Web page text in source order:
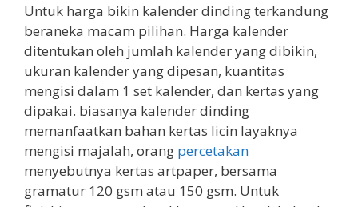
Untuk harga bikin kalender dinding terkandung
beraneka macam pilihan. Harga kalender
ditentukan oleh jumlah kalender yang dibikin,
ukuran kalender yang dipesan, kuantitas
mengisi dalam 1 set kalender, dan kertas yang
dipakai. biasanya kalender dinding
memanfaatkan bahan kertas licin layaknya
mengisi majalah, orang percetakan
menyebutnya kertas artpaper, bersama
gramatur 120 gsm atau 150 gsm. Untuk